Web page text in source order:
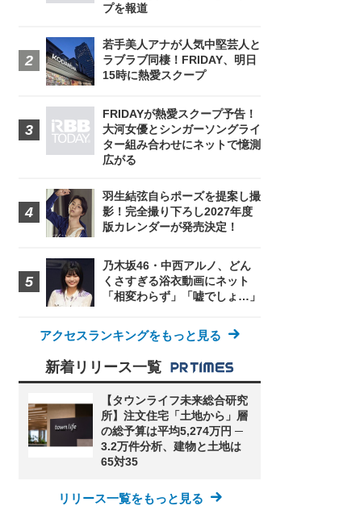
プを報道
若手美人アナが人気中堅芸人と
ラブラブ同棲！FRIDAY、明日
15時に熱愛スクープ
FRIDAYが熱愛スクープ予告！
大河女優とシンガーソングライ
ター組み合わせにネットで憶測
広がる
羽生結弦自らポーズを提案し撮
影！完全撮り下ろし2027年度
版カレンダーが発売決定！
乃木坂46・中西アルノ、どん
くさすぎる浴衣動画にネット
「相変わらず」「嘘でしょ…」
アクセスランキングをもっと見る
新着リリース一覧
【タウンライフ未来総合研究
所】注文住宅「土地から」層
の総予算は平均5,274万円 ─
3.2万件分析、建物と土地は
65対35
リリース一覧をもっと見る